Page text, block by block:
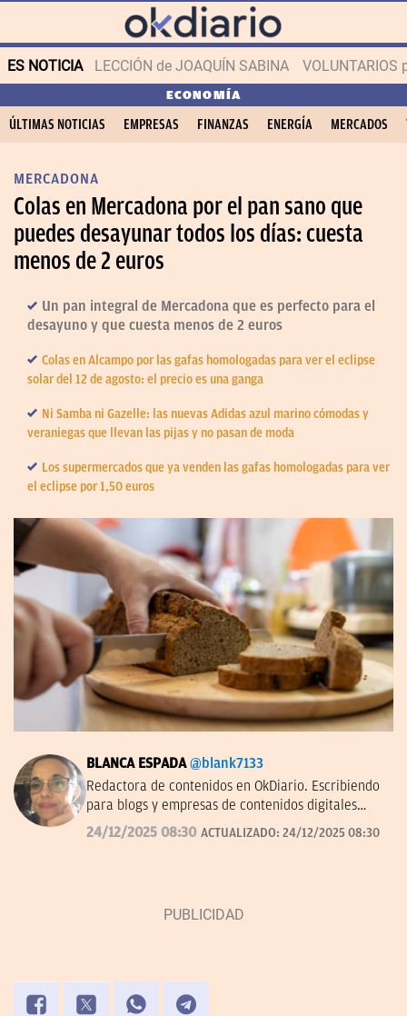
ES NOTICIA LECCIÓN de JOAQUÍN SABINA VOLUNTARIOS
ECONOMÍA
ÚLTIMAS NOTICIAS EMPRESAS FINANZAS ENERGÍA MERCADOS
MERCADONA
Colas en Mercadona por el pan sano que
puedes desayunar todos los días: cuesta
menos de 2 euros
Un pan integral de Mercadona que es perfecto para el
desayuno y que cuesta menos de 2 euros
Colas en Alcampo por las gafas homologadas para ver el eclipse
solar del 12 de agosto: el precio es una ganga
Ni Samba ni Gazelle: las nuevas Adidas azul marino cómodas y
veraniegas que llevan las pijas y no pasan de moda
Los supermercados que ya venden las gafas homologadas para ver
el eclipse por 1,50 euros
BLANCA ESPADA @blank7133
Redactora de contenidos en OkDiario. Escribiendo
para blogs y empresas de contenidos digitales
desde 2007.
24/12/2025 08:30 ACTUALIZADO: 24/12/2025 08:30